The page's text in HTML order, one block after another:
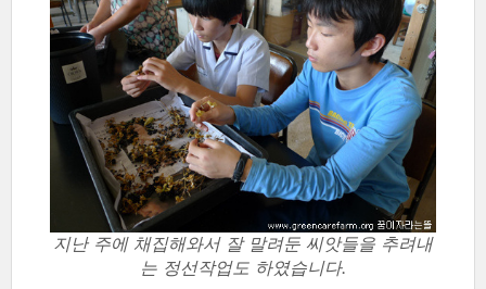
지난 주에 채집해와서 잘 말려둔 씨앗들을 추려내
는 정선작업도 하였습니다.